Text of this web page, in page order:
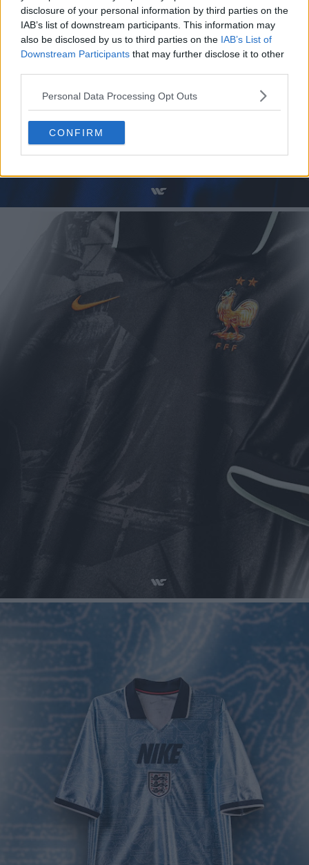
disclosure of your personal information by third parties on the
IAB’s list of downstream participants. This information may
also be disclosed by us to third parties on the IAB’s List of
Downstream Participants that may further disclose it to other
Personal Data Processing Opt Outs
CONFIRM